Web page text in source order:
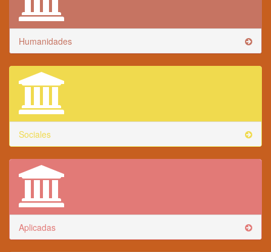
Humanidades
Sociales
Aplicadas